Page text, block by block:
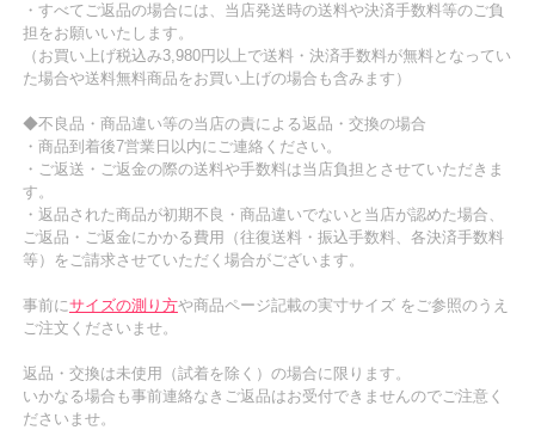
・すべてご返品の場合には、当店発送時の送料や決済手数料等のご負
担をお願いいたします。
（お買い上げ税込み3,980円以上で送料・決済手数料が無料となってい
た場合や送料無料商品をお買い上げの場合も含みます）
◆不良品・商品違い等の当店の責による返品・交換の場合
・商品到着後7営業日以内にご連絡ください。
・ご返送・ご返金の際の送料や手数料は当店負担とさせていただきま
す。
・返品された商品が初期不良・商品違いでないと当店が認めた場合、
ご返品・ご返金にかかる費用（往復送料・振込手数料、各決済手数料
等）をご請求させていただく場合がございます。
事前にサイズの測り方や商品ページ記載の実寸サイズ をご参照のうえ
ご注文くださいませ。
返品・交換は未使用（試着を除く）の場合に限ります。
いかなる場合も事前連絡なきご返品はお受付できませんのでご注意く
ださいませ。